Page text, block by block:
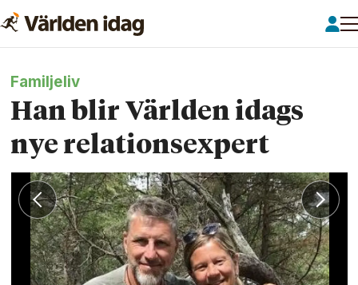
Familjeliv
Han blir Världen idags
nye relationsexpert